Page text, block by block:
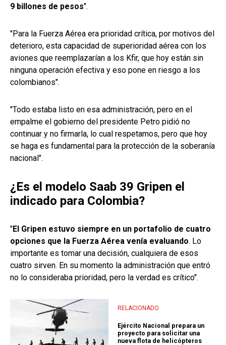
9 billones de pesos".
"Para la Fuerza Aérea era prioridad crítica, por motivos del
deterioro, esta capacidad de superioridad aérea con los
aviones que reemplazarían a los Kfir, que hoy están sin
ninguna operación efectiva y eso pone en riesgo a los
colombianos".
"Todo estaba listo en esa administración, pero en el
empalme el gobierno del presidente Petro pidió no
continuar y no firmarla, lo cual respetamos, pero que hoy
se haga es fundamental para la protección de la soberanía
nacional".
¿Es el modelo Saab 39 Gripen el
indicado para Colombia?
"El Gripen estuvo siempre en un portafolio de cuatro
opciones que la Fuerza Aérea venía evaluando. Lo
importante es tomar una decisión, cualquiera de esos
cuatro sirven. En su momento la administración que entró
no lo consideraba prioridad, pero la verdad es crítico".
RELACIONADO
Ejército Nacional prepara un
proyecto para solicitar una
nueva flota de helicópteros